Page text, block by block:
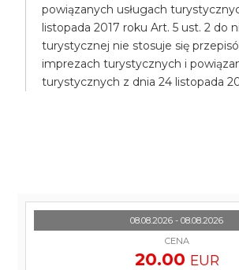
powiązanych usługach
listopada 2017 roku Art. 5 ust. 2 do
turystycznej nie stosuje się
imprezach turystycznych i
turystycznych z dnia 24 listopada
08.08.2026 - 08.08.2026
CENA
20.00 EUR